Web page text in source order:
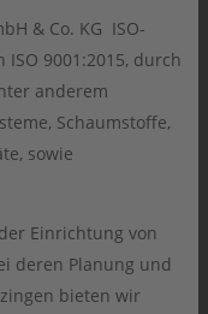
& Co. KG ISO-
9001:2015, durch
anderem
Schaumstoffe,
sowie
Einrichtung von
deren Planung und
bieten wir